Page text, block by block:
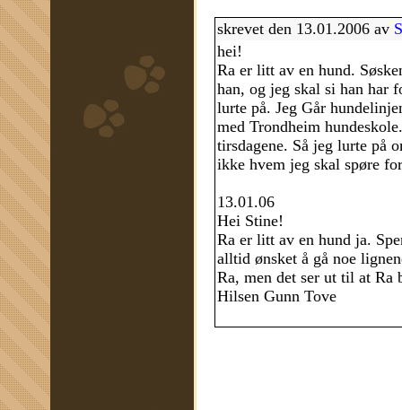
skrevet den 13.01.2006 av
hei!
Ra er litt av en hund.
han, og jeg skal si han har
lurte på. Jeg Går
med Trondheim
tirsdagene. Så jeg lurte på
ikke hvem jeg skal spøre
13.01.06
Hei Stine!
Ra er litt av en hund ja.
alltid ønsket å gå noe
Ra, men det ser ut til at Ra
Hilsen Gunn Tove